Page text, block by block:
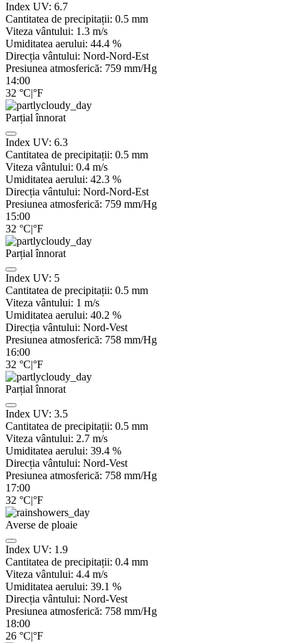
Index UV: 6.7
Cantitatea de precipitații: 0.5 mm
Viteza vântului: 1.3 m/s
Umiditatea aerului: 44.4 %
Direcția vântului: Nord-Nord-Est
Presiunea atmosferică: 759 mm/Hg
14:00
32 °C|°F
Parțial înnorat
Index UV: 6.3
Cantitatea de precipitații: 0.5 mm
Viteza vântului: 0.4 m/s
Umiditatea aerului: 42.3 %
Direcția vântului: Nord-Nord-Est
Presiunea atmosferică: 759 mm/Hg
15:00
32 °C|°F
Parțial înnorat
Index UV: 5
Cantitatea de precipitații: 0.5 mm
Viteza vântului: 1 m/s
Umiditatea aerului: 40.2 %
Direcția vântului: Nord-Vest
Presiunea atmosferică: 758 mm/Hg
16:00
32 °C|°F
Parțial înnorat
Index UV: 3.5
Cantitatea de precipitații: 0.5 mm
Viteza vântului: 2.7 m/s
Umiditatea aerului: 39.4 %
Direcția vântului: Nord-Vest
Presiunea atmosferică: 758 mm/Hg
17:00
32 °C|°F
Averse de ploaie
Index UV: 1.9
Cantitatea de precipitații: 0.4 mm
Viteza vântului: 4.4 m/s
Umiditatea aerului: 39.1 %
Direcția vântului: Nord-Vest
Presiunea atmosferică: 758 mm/Hg
18:00
26 °C|°F